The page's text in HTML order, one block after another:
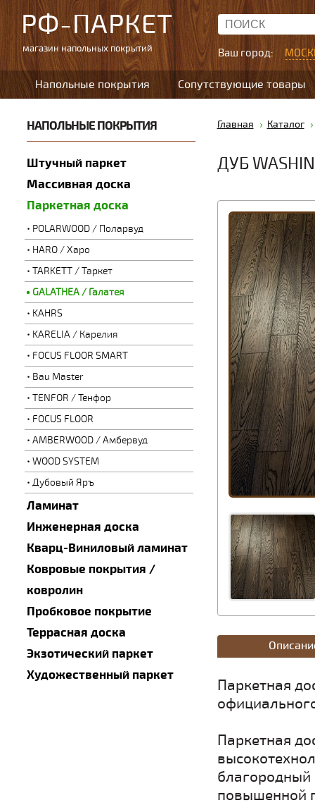
РФ-ПАРКЕТ
магазин напольных покрытий Ваш город:
Напольные покрытия Сопутствующие товары
НАПОЛЬНЫЕ ПОКРЫТИЯ
Штучный паркет
Массивная доска
Паркетная доска
POLARWOOD / Поларвуд
HARO / Харо
TARKETT / Таркет
GALATHEA / Галатея
KAHRS
KARELIA / Карелия
FOCUS FLOOR SMART
Bau Master
TENFOR / Тенфор
FOCUS FLOOR
AMBERWOOD / Амбервуд
WOOD SYSTEM
Дубовый Яръ
Ламинат
Инженерная доска
Кварц-Виниловый ламинат
Ковровые покрытия /
ковролин
Пробковое покрытие
Террасная доска
Экзотический паркет
Художественный паркет
Главная Каталог
ДУБ
Паркетная
Паркетная
благородный
повышенной